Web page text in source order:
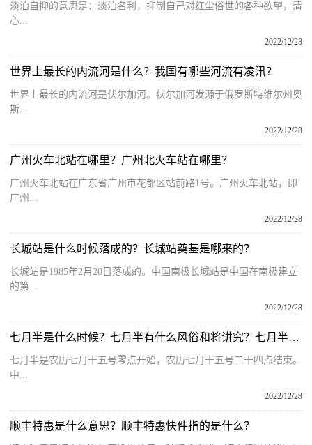
淡泊自抑的意思是：淡泊名利，抑制自己对红尘俗世的各种欲望，清
心...
2022/12/28
世界上最长的内流河是什么？我国有哪些河流有凌汛？
世界上最长的内流河是伏尔加河。伏尔加河发源于俄罗斯特维尔州奥
斯...
2022/12/28
广州火车北站在哪里？广州北火车站在哪里？
广州火车北站在广东省广州市花都区站前路1号。广州火车北站，即
广州...
2022/12/28
长城站是什么时候落成的？长城站奠基是哪来的？
长城站是1985年2月20日落成的。中国南极长城站是中国在南极建立
的第...
2022/12/28
七月半是什么时候？七月半有什么风俗和将讲究？七月半中元节习俗大全
七月半是农历七月十五号零点开始，农历七月十五号二十四点结束。
中...
2022/12/28
顺丰特惠是什么意思？顺丰特惠快件指的是什么？